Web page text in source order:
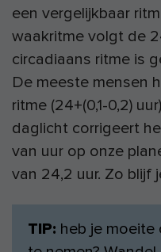
een vergelijkbaar
waakritme volgt de
circadiaans ritme is
De meeste mensen
ritme (24+(0,1-0,2)
daglicht corrigeert
van uur op onze
van 24,2 uur. Zo blijf
TIP: heb je moeite